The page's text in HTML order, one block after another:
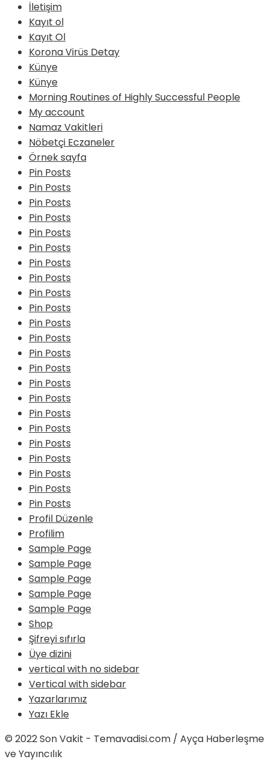
İletişim
Kayıt ol
Kayıt Ol
Korona Virüs Detay
Künye
Künye
Morning Routines of Highly Successful People
My account
Namaz Vakitleri
Nöbetçi Eczaneler
Örnek sayfa
Pin Posts
Pin Posts
Pin Posts
Pin Posts
Pin Posts
Pin Posts
Pin Posts
Pin Posts
Pin Posts
Pin Posts
Pin Posts
Pin Posts
Pin Posts
Pin Posts
Pin Posts
Pin Posts
Pin Posts
Pin Posts
Pin Posts
Pin Posts
Pin Posts
Pin Posts
Pin Posts
Profil Düzenle
Profilim
Sample Page
Sample Page
Sample Page
Sample Page
Sample Page
Shop
Şifreyi sıfırla
Üye dizini
vertical with no sidebar
Vertical with sidebar
Yazarlarımız
Yazı Ekle
© 2022 Son Vakit - Temavadisi.com / Ayça Haberleşme
ve Yayıncılık